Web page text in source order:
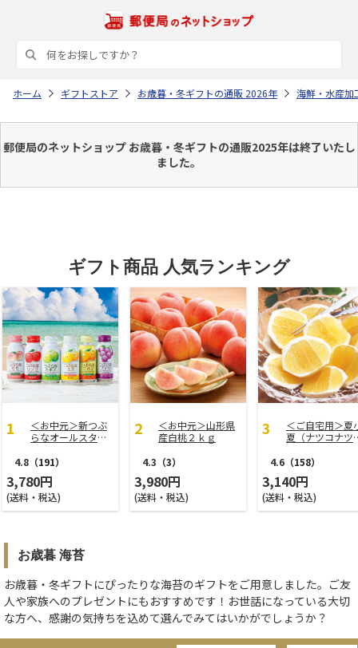
ホーム ギフトストア お歳暮・冬ギフトの通販 2026年 海鮮・水産加
郵便局のネットショップ お歳暮・冬ギフトの通販2025年は終了いたし
ました。
ギフト商品 人気ランキング
＜お中元＞新つぶ
らなオールスター
4.8 （191）
3,780円
(送料・税込)
＜お中元＞山形県
産白桃２ｋｇ
4.3 （3）
3,980円
(送料・税込)
＜ご自宅用＞夏
夏（ナツコナツ
4.6 （158）
3,140円
(送料・税込)
お歳暮 海苔
お歳暮・冬ギフトにぴったりな海苔のギフトをご用意しました。ご友
人や家族へのプレゼントにもおすすめです！お世話になっている大切
な方へ、感謝の気持ちを込めて選んでみてはいかがでしょうか？